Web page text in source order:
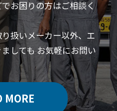
お困りの方はご相談く
扱いメーカー以外、エ
してもお気軽にお問い
MORE